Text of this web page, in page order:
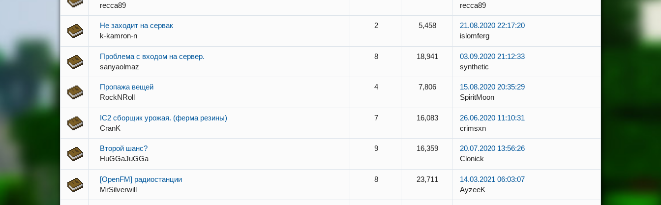
recca89
recca89
Не заходит на сервак
k-kamron-n
2 5,458
21.08.2020 22:17:20
islomferg
Проблема с входом на сервер.
sanyaolmaz
8 18,941
03.09.2020 21:12:33
synthetic
Пропажа вещей
RockNRoll
4 7,806
15.08.2020 20:35:29
SpiritMoon
IC2 сборщик урожая. (ферма резины)
CranK
7 16,083
26.06.2020 11:10:31
crimsxn
Второй шанс?
HuGGaJuGGa
9 16,359
20.07.2020 13:56:26
Clonick
[OpenFM] радиостанции
MrSilverwill
8 23,711
14.03.2021 06:03:07
AyzeeK